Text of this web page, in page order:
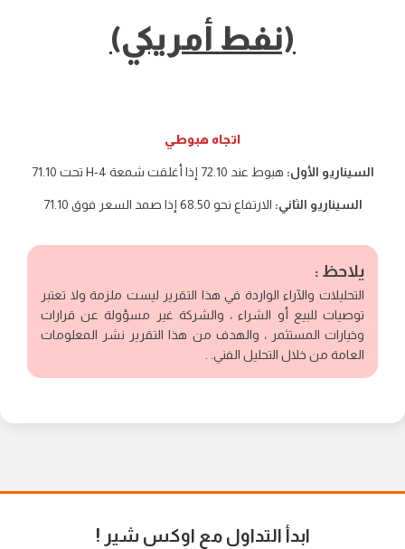
(نفط أمريكي)
اتجاه هبوطي
السيناريو الأول: هبوط عند 72.10 إذا أغلقت شمعة 4-H تحت 71.10
السيناريو الثاني: الارتفاع نحو 68.50 إذا صمد السعر فوق 71.10
يلاحظ :
التحليلات والآراء الواردة في هذا التقرير ليست ملزمة ولا تعتبر
توصيات للبيع أو الشراء ، والشركة غير مسؤولة عن قرارات
وخيارات المستثمر ، والهدف من هذا التقرير نشر المعلومات
العامة من خلال التحليل الفني. .
ابدأ التداول مع اوكس شير !